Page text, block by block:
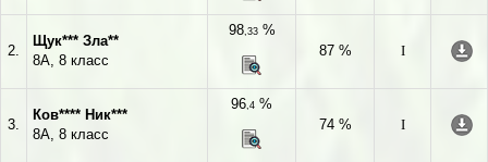
2.
Щук*** Зла**
8А, 8 класс
98,33%
87 %
I
3.
Ков**** Ник***
8А, 8 класс
96,4 %
74 %
I